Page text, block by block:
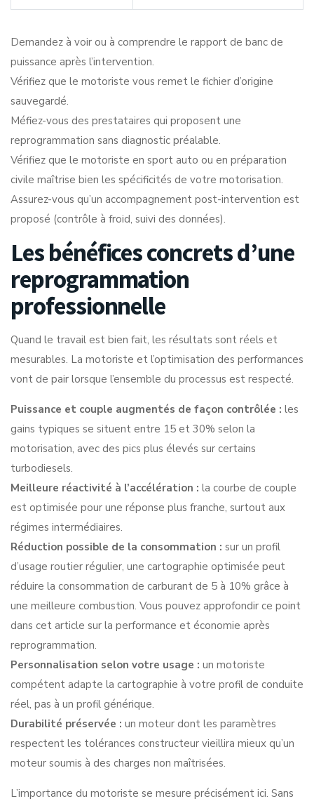
Demandez à voir ou à comprendre le rapport de banc de
puissance après l’intervention.
Vérifiez que le motoriste vous remet le fichier d’origine
sauvegardé.
Méfiez-vous des prestataires qui proposent une
reprogrammation sans diagnostic préalable.
Vérifiez que le motoriste en sport auto ou en préparation
civile maîtrise bien les spécificités de votre motorisation.
Assurez-vous qu’un accompagnement post-intervention est
proposé (contrôle à froid, suivi des données).
Les bénéfices concrets d’une
reprogrammation
professionnelle
Quand le travail est bien fait, les résultats sont réels et
mesurables. La motoriste et l’optimisation des performances
vont de pair lorsque l’ensemble du processus est respecté.
Puissance et couple augmentés de façon contrôlée : les
gains typiques se situent entre 15 et 30% selon la
motorisation, avec des pics plus élevés sur certains
turbodiesels.
Meilleure réactivité à l’accélération : la courbe de couple
est optimisée pour une réponse plus franche, surtout aux
régimes intermédiaires.
Réduction possible de la consommation : sur un profil
d’usage routier régulier, une cartographie optimisée peut
réduire la consommation de carburant de 5 à 10% grâce à
une meilleure combustion. Vous pouvez approfondir ce point
dans cet article sur la performance et économie après
reprogrammation.
Personnalisation selon votre usage : un motoriste
compétent adapte la cartographie à votre profil de conduite
réel, pas à un profil générique.
Durabilité préservée : un moteur dont les paramètres
respectent les tolérances constructeur vieillira mieux qu’un
moteur soumis à des charges non maîtrisées.
L’importance du motoriste se mesure précisément ici. Sans